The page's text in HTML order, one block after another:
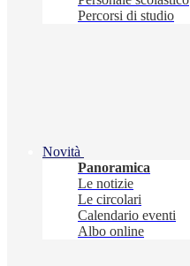
Percorsi di studio
Novità
Panoramica
Le notizie
Le circolari
Calendario eventi
Albo online